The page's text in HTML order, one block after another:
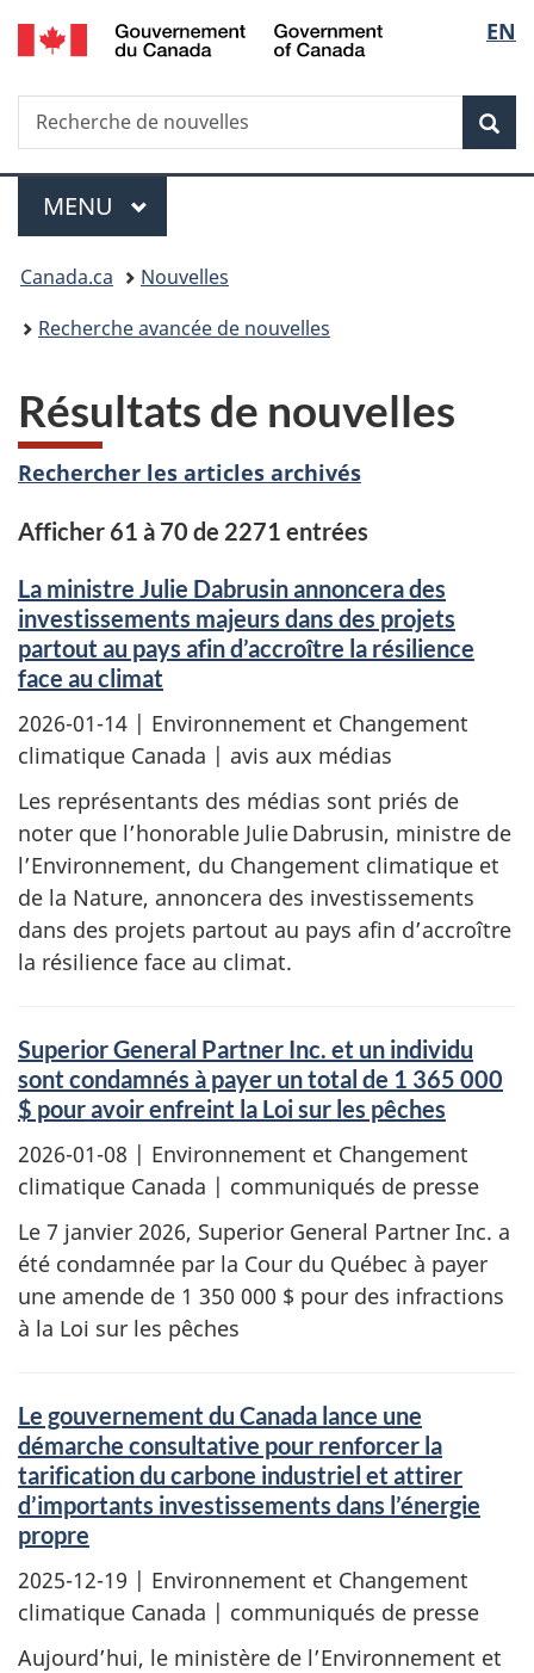
Passer
au
Passer
à
du
Passer
à
simplifiée
de
la
EN
Recherche
Recherche
de
Menu
MENU PRINCIPAL
Vous
êtes
Canada.ca
Nouvelles
Recherche avancée de nouvelles
Résultats de nouvelles
Rechercher les articles archivés
Afficher 61 à 70 de 2271 entrées
La ministre Julie Dabrusin annoncera des
investissements majeurs dans des projets
partout au pays afin d’accroître la résilience
face au climat
2026-01-14 | Environnement et Changement
climatique Canada | avis aux médias
Les représentants des médias sont priés de
noter que l’honorable Julie Dabrusin, ministre de
l’Environnement, du Changement climatique et
de la Nature, annoncera des investissements
dans des projets partout au pays afin d’accroître
la résilience face au climat.
Superior General Partner Inc. et un individu
sont condamnés à payer un total de 1 365 000
$ pour avoir enfreint la Loi sur les pêches
2026-01-08 | Environnement et Changement
climatique Canada | communiqués de presse
Le 7 janvier 2026, Superior General Partner Inc. a
été condamnée par la Cour du Québec à payer
une amende de 1 350 000 $ pour des infractions
à la Loi sur les pêches
Le gouvernement du Canada lance une
démarche consultative pour renforcer la
tarification du carbone industriel et attirer
d’importants investissements dans l’énergie
propre
2025-12-19 | Environnement et Changement
climatique Canada | communiqués de presse
Aujourd’hui, le ministère de l’Environnement et